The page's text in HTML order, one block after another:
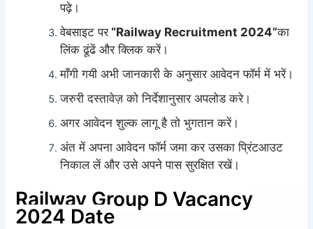
पढ़े।
वेबसाइट पर “Railway Recruitment 2024”का
लिंक ढूंढें और क्लिक करें।
माँगी गयी अभी जानकारी के अनुसार आवेदन फॉर्म में भरें।
जरुरी दस्तावेज़ को निर्देशानुसार अपलोड करे।
अगर आवेदन शुल्क लागू है तो भुगतान करें।
अंत में अपना आवेदन फॉर्म जमा कर उसका प्रिंटआउट
निकाल लें और उसे अपने पास सुरक्षित रखें।
Railway Group D Vacancy
2024 Date